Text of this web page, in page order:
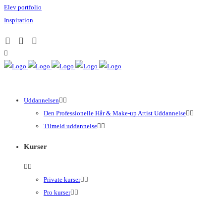
Elev portfolio
Inspiration
Uddannelsen
Den Professionelle Hår & Make-up Artist Uddannelse
Tilmeld uddannelse
Kurser
Private kurser
Pro kurser